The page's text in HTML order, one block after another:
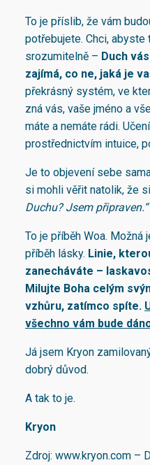
To je příslib, že vám
potřebujete. Chci, abyste
srozumitelně – Duch
zajímá, co ne, jaká je
překrásný systém, ve
zná vás, vaše jméno a
máte a nemáte rádi.
prostřednictvím intuice,
Je to objevení sebe
si mohli věřit natolik, že
Duchu? Jsem připraven.“
To je příběh Woa. Možná
příběh lásky. Linie,
zanecháváte –
Milujte Boha celým
vzhůru, zatímco spíte.
všechno vám bude
Já jsem Kryon
dobrý důvod.
A tak to je.
Kryon
Zdroj: www.kryon.com –